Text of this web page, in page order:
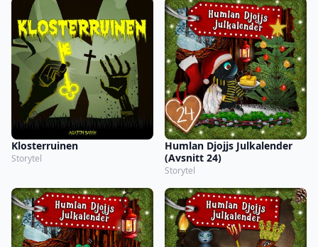
Klosterruinen
Storytel
Humlan Djojjs Julkalender
(Avsnitt 24)
Storytel